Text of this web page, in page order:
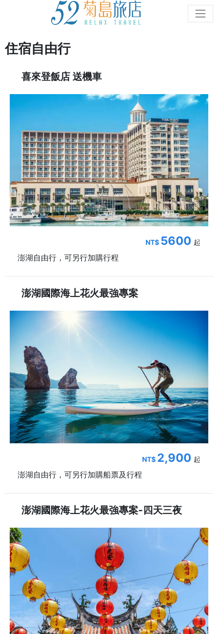
住宿自由行
喜來登飯店 送機車
NT$ 5600 起
澎湖自由行，可另行加購行程
澎湖國際海上花火最強專案
NT$ 2,900 起
澎湖自由行，可另行加購船票及行程
澎湖國際海上花火最強專案-四天三夜